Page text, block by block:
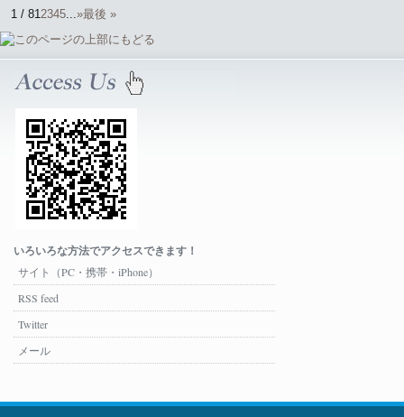
1 / 812345...»最後 »
いろいろな方法でアクセスできます！
サイト（PC・携帯・iPhone）
RSS feed
Twitter
メール